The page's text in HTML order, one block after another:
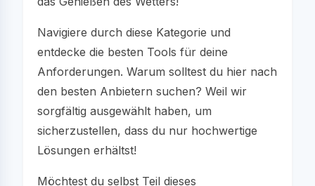
Navigiere durch diese Kategorie und
entdecke die besten Tools für deine
Anforderungen. Warum solltest du hier nach
den besten Anbietern suchen? Weil wir
sorgfältig ausgewählt haben, um
sicherzustellen, dass du nur hochwertige
Lösungen erhältst!
Möchtest du selbst Teil dieses